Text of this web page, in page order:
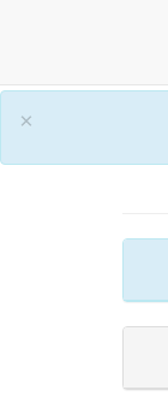
×